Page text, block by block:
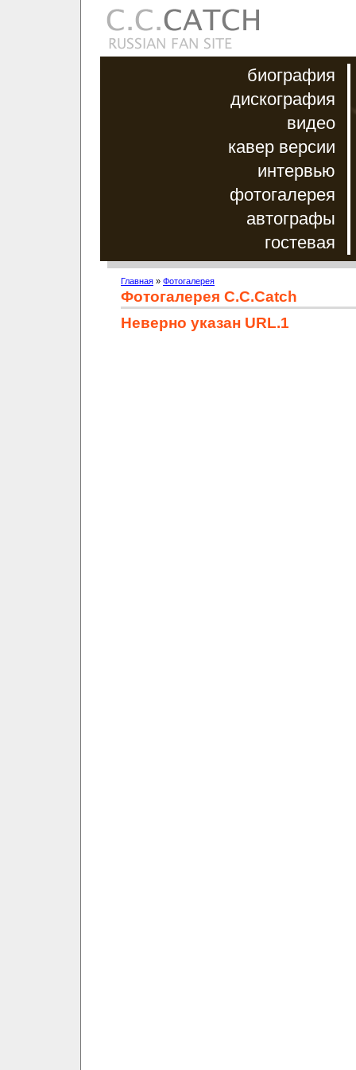
биография
дискография
видео
кавер версии
интервью
фотогалерея
автографы
гостевая
Главная » Фотогалерея
Фотогалерея C.C.Catch
Неверно указан URL.1